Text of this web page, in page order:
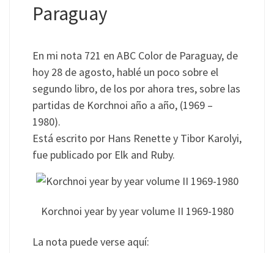
Paraguay
En mi nota 721 en ABC Color de Paraguay, de
hoy 28 de agosto, hablé un poco sobre el
segundo libro, de los por ahora tres, sobre las
partidas de Korchnoi año a año, (1969 –
1980).
Está escrito por Hans Renette y Tibor Karolyi,
fue publicado por Elk and Ruby.
Korchnoi year by year volume II 1969-1980
La nota puede verse aquí: